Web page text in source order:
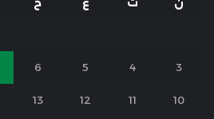
3
4
5
6
10
11
12
13